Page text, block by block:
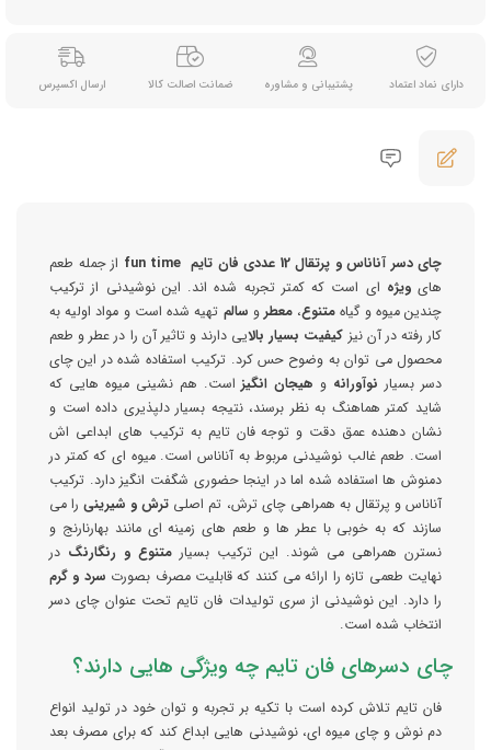
دارای نماد اعتماد پشتیبانی و مشاوره ضمانت اصالت کالا ارسال اکسپرس
چای دسر آناناس و پرتقال 12 عددی فان تایم fun time
از جمله طعم
هایویژه ای است که کمتر تجربه شده اند. این نوشیدنی از ترکیب
چندین میوه و گیاه متنوع،معطر و سالم تهیه شده است و مواد اولیه به
کار رفته در آن نیز کیفیت بسیار بالایی دارند و تاثیر آن را در عطر و طعم
محصول می توان به وضوح حس کرد. ترکیب استفاده شده در این چای
دسر بسیار نوآورانه و هیجان انگیزاست. هم نشینی میوه هایی که
شاید کمتر هماهنگ به نظر برسند، نتیجه بسیار دلپذیری داده است و
نشان دهنده عمق دقت و توجه فان تایم به ترکیب های ابداعی اش
است. طعم غالب نوشیدنی مربوط به آناناس است. میوه ای که کمتر در
دمنوش ها استفاده شده اما در اینجا حضوری شگفت انگیز دارد. ترکیب
آناناس و پرتقال به همراهی چای ترش، تم اصلی ترش و شیرینیرا می
سازند که به خوبی با عطر ها و طعم های زمینه ای مانند بهارنارنج و
نسترن همراهی می شوند. این ترکیب بسیار متنوع و رنگارنگ در
نهایت طعمی تازه را ارائه می کنند که قابلیت مصرف بصورت سرد و گرم
را دارد. این نوشیدنی از سری تولیدات فان تایم تحت عنوان چای دسر
انتخاب شده است.
چای دسرهای فان تایم چه ویژگی هایی دارند؟
فان تایم تلاش کرده است با تکیه بر تجربه و توان خود در تولید انواع
دم نوش و چای میوه ای، نوشیدنی هایی ابداع کند که برای مصرف بعد